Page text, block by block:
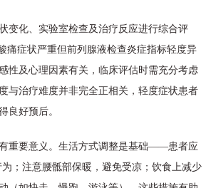
变化、实验室检查及治疗反应进行综合评
症状严重但前列腺液检查炎症指标轻度异
性及心理因素有关，临床评估时需充分考虑
与治疗难度并非完全正相关，轻度症状患者
良好预后。
重要意义。生活方式调整是基础——患者应
；注意腰骶部保暖，避免受凉；饮食上减少